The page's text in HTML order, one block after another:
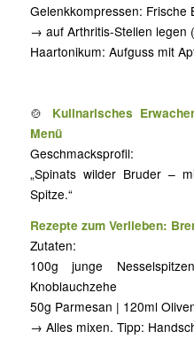
Gelenkkompressen: Frische
→ auf Arthritis-Stellen legen
Haartonikum: Aufguss mit
🍲 Kulinarisches
Menü
Geschmacksprofil:
„Spinats wilder Bruder –
Spitze.“
Rezepte zum Verlieben:
Zutaten:
100g junge
Knoblauchzehe
50g Parmesan | 120ml
→ Alles mixen. Tipp: